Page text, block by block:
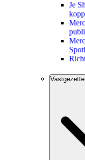
Je